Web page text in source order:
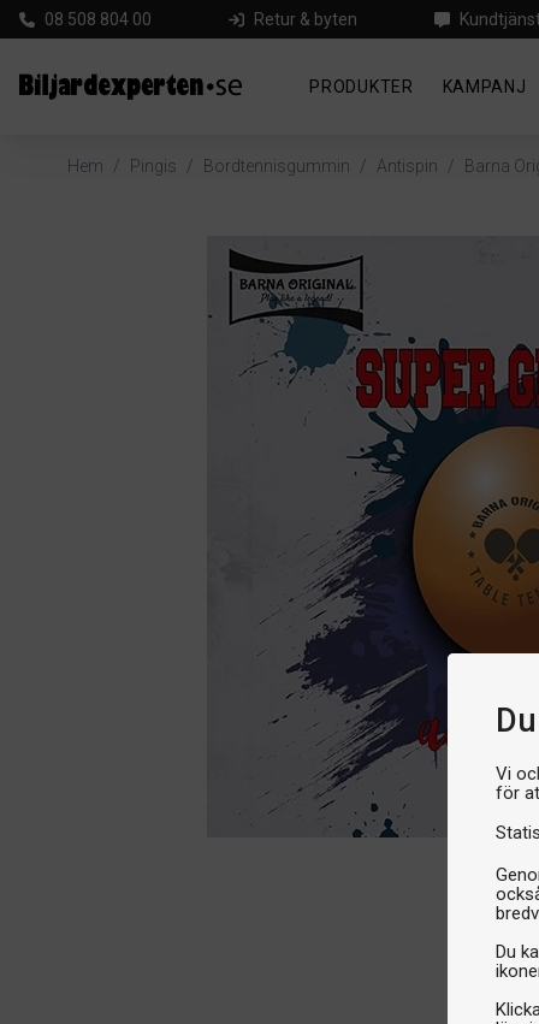
Vi
för
Du
08 508 804 00 Retur & byten
PRODUKTER KAMPANJ
Hem / Pingis / Bordtennisgummin / Antispin / Barna